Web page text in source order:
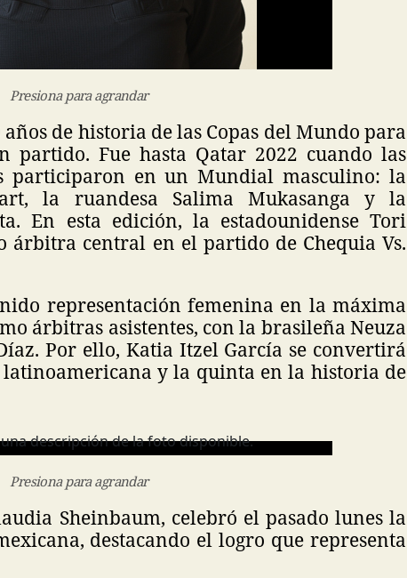
Presiona para agrandar
de historia de las Copas del Mundo para
Fue hasta Qatar 2022 cuando las
participaron en un Mundial masculino: la
la ruandesa Salima Mukasanga y la
En esta edición, la estadounidense Tori
árbitra central en el partido de Chequia Vs.
representación femenina en la máxima
árbitras asistentes, con la brasileña Neuza
Por ello, Katia Itzel García se convertirá
y la quinta en la historia de
Presiona para agrandar
Sheinbaum, celebró el pasado lunes la
destacando el logro que representa